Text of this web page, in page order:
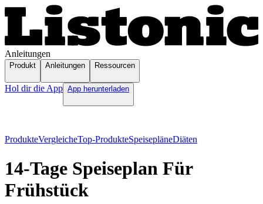
Anleitungen
Produkt Anleitungen Ressourcen
Hol dir die App App herunterladen
ProdukteVergleicheTop-ProdukteSpeisepläneDiäten
14-Tage Speiseplan Für
Frühstück